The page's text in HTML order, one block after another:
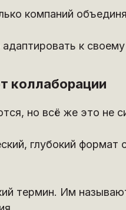
компаний
к
но всё же это не
глубокий
термин. Им
коллаборации